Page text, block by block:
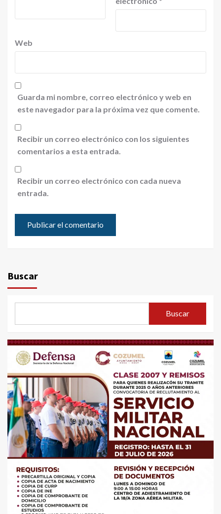
Web
Guarda mi nombre, correo electrónico y web en
este navegador para la próxima vez que comente.
Recibir un correo electrónico con los siguientes
comentarios a esta entrada.
Recibir un correo electrónico con cada nueva
entrada.
Buscar
Buscar